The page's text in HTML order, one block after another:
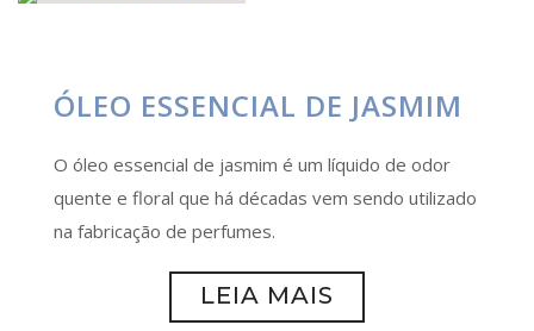
ÓLEO ESSENCIAL DE JASMIM
O óleo essencial de jasmim é um líquido de odor
quente e floral que há décadas vem sendo utilizado
na fabricação de perfumes.
LEIA MAIS